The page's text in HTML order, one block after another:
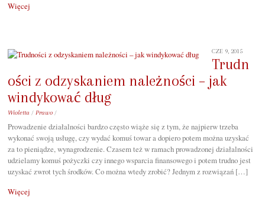
Więcej
CZE 9, 2015
Trudn
ości z odzyskaniem należności – jak
windykować dług
Wioletta / Prawo /
Prowadzenie działalności bardzo często wiąże się z tym, że najpierw trzeba
wykonać swoją usługę, czy wydać komuś towar a dopiero potem można uzyskać
za to pieniądze, wynagrodzenie. Czasem też w ramach prowadzonej działalności
udzielamy komuś pożyczki czy innego wsparcia finansowego i potem trudno jest
uzyskać zwrot tych środków. Co można wtedy zrobić? Jednym z rozwiązań […]
Więcej